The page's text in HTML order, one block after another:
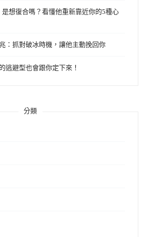
想復合嗎？看懂他重新靠近你的5種心
：抓對破冰時機，讓他主動挽回你
逃避型也會跟你定下來！
分類